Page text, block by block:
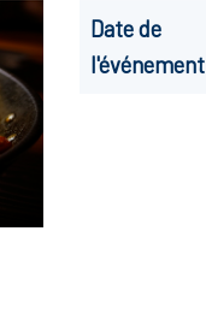
Date de
l'événement